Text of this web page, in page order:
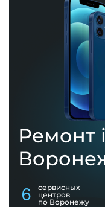
Ремонт
6
сервисных
центров
по Воронежу